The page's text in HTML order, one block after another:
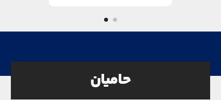
حامیان